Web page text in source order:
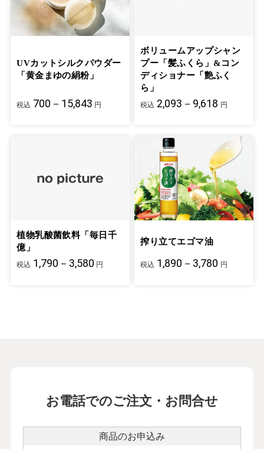
UVカットシルクパウダー
「黄金まゆの絹粉」
税込 700－15,843 円
ボリュームアップシャン
プー「髪ふくら」&コン
ディショナー「艶ふく
ら」
税込 2,093－9,618 円
植物乳酸菌飲料「毎日千
億」
税込 1,790－3,580 円
搾り立てエゴマ油
税込 1,890－3,780 円
お電話でのご注文・お問合せ
商品のお申込み